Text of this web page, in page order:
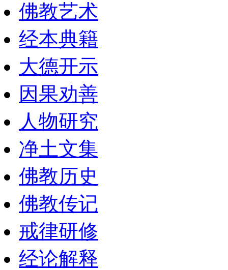
佛教艺术
经本典籍
大德开示
因果劝善
人物研究
净土文集
佛教历史
佛教传记
戒律研修
经论解释